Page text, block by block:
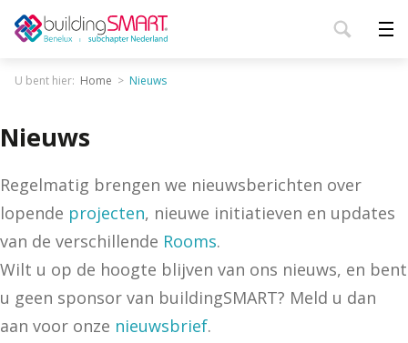
U bent hier: Home Nieuws
Nieuws
Regelmatig brengen we nieuwsberichten over
lopende projecten, nieuwe initiatieven en updates
van de verschillende Rooms.
Wilt u op de hoogte blijven van ons nieuws, en bent
u geen sponsor van buildingSMART? Meld u dan
aan voor onze nieuwsbrief.